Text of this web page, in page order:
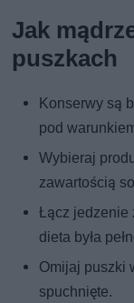
Jak
puszkach
Konserwy są
pod
Wybieraj
zawartością
Łącz jedzenie
dieta była
Omijaj puszki
spuchnięte.